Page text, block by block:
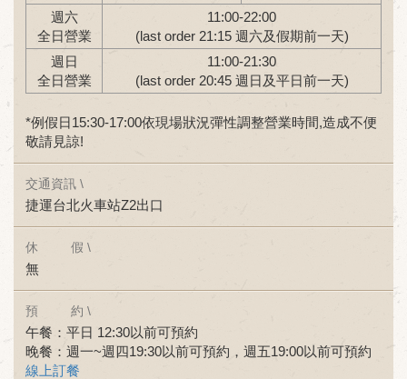
週六
全日營業
11:00-22:00
(last order 21:15 週六及假期前一天)
週日
全日營業
11:00-21:30
(last order 20:45 週日及平日前一天)
*例假日15:30-17:00依現場狀況彈性調整營業時間,造成不便
敬請見諒!
交通資訊 \
捷運台北火車站Z2出口
休 假 \
無
預 約 \
午餐：平日 12:30以前可預約
晚餐：週一~週四19:30以前可預約，週五19:00以前可預約
線上訂餐